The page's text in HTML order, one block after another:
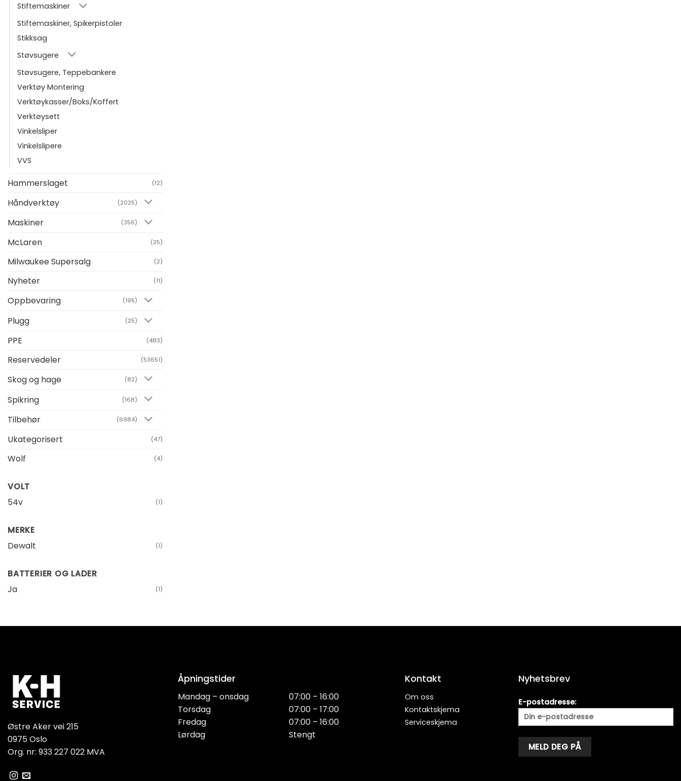
Stiftemaskiner
Stiftemaskiner, Spikerpistoler
Stikksag
Støvsugere
Støvsugere, Teppebankere
Verktøy Montering
Verktøykasser/Boks/Koffert
Verktøysett
Vinkelsliper
Vinkelslipere
VVS
Hammerslaget (12)
Håndverktøy (2025)
Maskiner (356)
McLaren (25)
Milwaukee Supersalg (2)
Nyheter (11)
Oppbevaring (195)
Plugg (25)
PPE (483)
Reservedeler (53651)
Skog og hage (82)
Spikring (168)
Tilbehør (6984)
Ukategorisert (47)
Wolf (4)
VOLT
54v
(1)
MERKE
Dewalt
(1)
BATTERIER OG LADER
Ja
(1)
Østre Aker vei 215
0975 Oslo
Org. nr: 933 227 022 MVA
Åpningstider
Mandag – onsdag
Torsdag
Fredag
Lørdag
07:00 – 16:00
07:00 – 17:00
07:00 – 16:00
Stengt
Kontakt
Om oss
Kontaktskjema
Serviceskjema
Nyhetsbrev
E-postadresse: